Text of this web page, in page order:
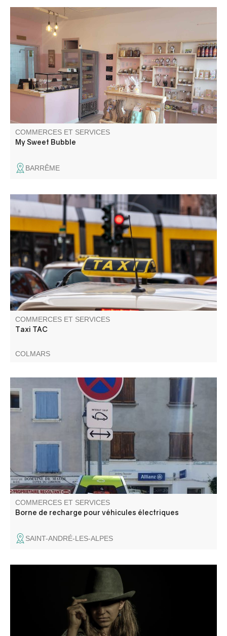
Emmy, traiteur/brasseur vous accueille dans sa boutique.
Salon de thé, biscuiterie anglo-saxonne, épicerie fine,
bière artisanale brassée sur place, plats cuisinés maison,
sushis, plateaux apéritifs sur commande et prestations
traiteur sur mesure !
COMMERCES ET SERVICES
My Sweet Bubble
BARRÊME
Les taxis TAC se tiennent à votre service pour tous vos
déplacements sur le territoire. Possibilité de transport des
vélos.
COMMERCES ET SERVICES
Taxi TAC
COLMARS
Le réseau compte des bornes de recharge accélérées et
rapides. Les bornes sont accessibles avec ou sans
abonnement.
COMMERCES ET SERVICES
Borne de recharge pour véhicules électriques
SAINT-ANDRÉ-LES-ALPES
Photographe professionnel, Damien Bruschi réalise vos
reportages personnels ou professionnels et vous
présente ses photos du Verdon.